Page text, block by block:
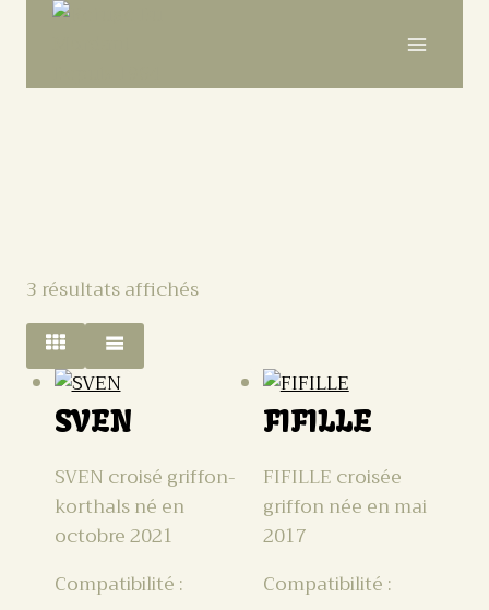
3 résultats affichés
SVEN
SVEN croisé griffon-
korthals né en
octobre 2021
Compatibilité :
FIFILLE
FIFILLE croisée
griffon née en mai
2017
Compatibilité :